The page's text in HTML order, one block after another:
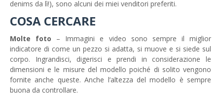
denims da lì!), sono alcuni dei miei venditori preferiti.
COSA CERCARE
Molte foto – Immagini e video sono sempre il miglior
indicatore di come un pezzo si adatta, si muove e si siede sul
corpo. Ingrandisci, digerisci e prendi in considerazione le
dimensioni e le misure del modello poiché di solito vengono
fornite anche queste. Anche l’altezza del modello è sempre
buona da controllare.